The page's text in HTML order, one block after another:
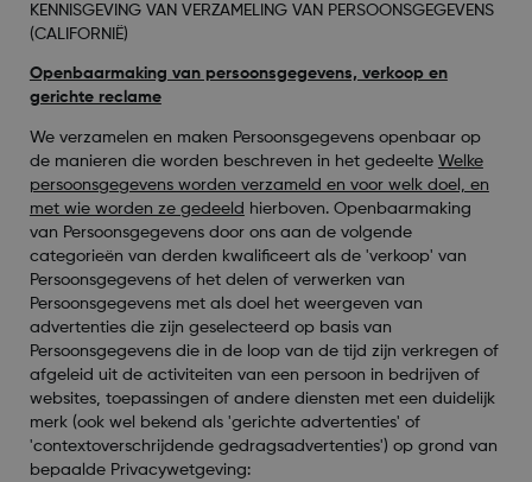
KENNISGEVING VAN VERZAMELING VAN PERSOONSGEGEVENS
(CALIFORNIË)
Openbaarmaking van persoonsgegevens, verkoop en
gerichte reclame
We verzamelen en maken Persoonsgegevens openbaar op
de manieren die worden beschreven in het gedeelte Welke
persoonsgegevens worden verzameld en voor welk doel, en
met wie worden ze gedeeld hierboven. Openbaarmaking
van Persoonsgegevens door ons aan de volgende
categorieën van derden kwalificeert als de 'verkoop' van
Persoonsgegevens of het delen of verwerken van
Persoonsgegevens met als doel het weergeven van
advertenties die zijn geselecteerd op basis van
Persoonsgegevens die in de loop van de tijd zijn verkregen of
afgeleid uit de activiteiten van een persoon in bedrijven of
websites, toepassingen of andere diensten met een duidelijk
merk (ook wel bekend als 'gerichte advertenties' of
'contextoverschrijdende gedragsadvertenties') op grond van
bepaalde Privacywetgeving: